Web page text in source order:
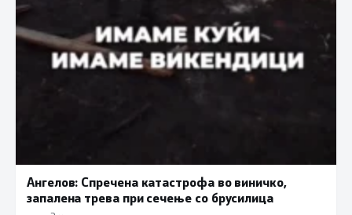
Ангелов: Спречена катастрофа во виничко,
запалена трева при сечење со брусилица